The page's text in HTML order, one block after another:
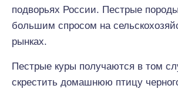
подворьях России. Пестрые
большим спросом на
рынках.
Пестрые куры получаются в том
скрестить домашнюю птицу